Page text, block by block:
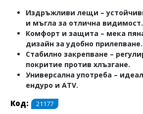
Издръжливи лещи –
и мъгла за отлична видимост.
Комфорт и защита – мека
дизайн за удобно прилепване.
Стабилно закрепване –
покритие против хлъзгане.
Универсална употреба –
ендуро и ATV.
Код: 21177